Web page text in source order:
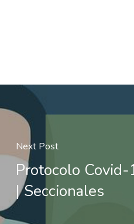
Next Post
Protocolo
| Seccionales